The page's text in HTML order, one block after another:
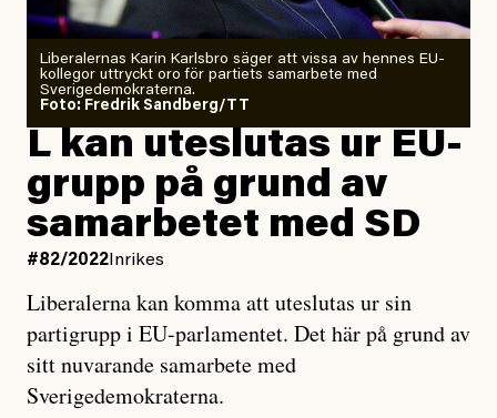
Liberalernas Karin Karlsbro säger att vissa av hennes EU-
kollegor uttryckt oro för partiets samarbete med
Sverigedemokraterna.
Foto: Fredrik Sandberg/TT
L kan uteslutas ur EU-
grupp på grund av
samarbetet med SD
#82/2022 Inrikes
Liberalerna kan komma att uteslutas ur sin
partigrupp i EU-parlamentet. Det här på grund av
sitt nuvarande samarbete med
Sverigedemokraterna.